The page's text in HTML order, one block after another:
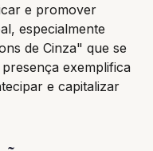
e promover
especialmente
de Cinza" que se
exemplifica
e capitalizar